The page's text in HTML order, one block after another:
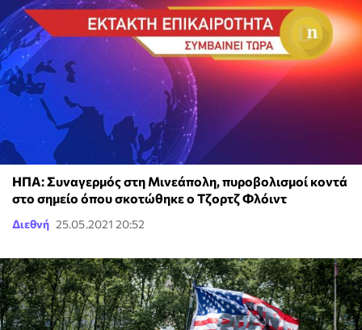
ΗΠΑ: Συναγερμός στη Μινεάπολη, πυροβολισμοί κοντά
στο σημείο όπου σκοτώθηκε ο Τζορτζ Φλόιντ
Διεθνή 25.05.2021 20:52